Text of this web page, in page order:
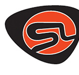
We use cookies to
on our website. By
that cookies are used
to offer you a better
you can disable